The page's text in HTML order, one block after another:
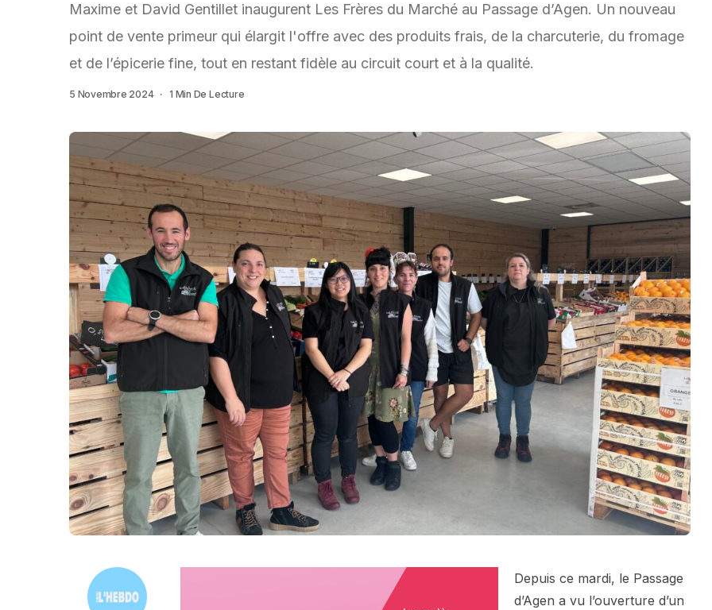
Maxime et David Gentillet inaugurent Les Frères du Marché au Passage d’Agen. Un nouveau
point de vente primeur qui élargit l'offre avec des produits frais, de la charcuterie, du fromage
et de l’épicerie fine, tout en restant fidèle au circuit court et à la qualité.
5 Novembre 2024 1 Min De Lecture
Depuis ce mardi, le Passage
d’Agen a vu l’ouverture d’un